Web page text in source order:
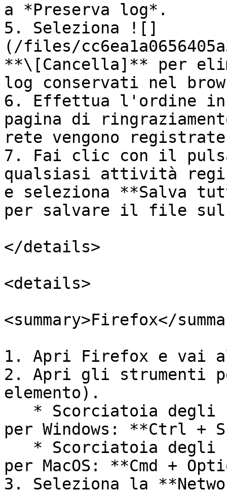
a *Preserva log*.
5. Seleziona ![]
(/files/
**\[Cancella]** per
log conservati nel
6. Effettua l'ordine in
pagina di
rete vengono
7. Fai clic con il
qualsiasi attività
e seleziona **Salva
per salvare il file sul
</details>
<details>
<summary>Firefox</
1. Apri Firefox e vai
2. Apri gli strumenti
elemento).
per Windows: **Ctrl
per MacOS: **Cmd +
3. Seleziona la